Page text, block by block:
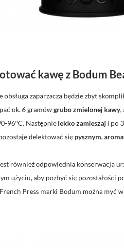
kawę z Bodum
obsługa zaparzacza będzie zbyt
ok. 6 gramówgrubo zmielonej kawy,
96°C. Następnie lekko zamieszaj i po
delektować się pysznym,
również odpowiednia konserwacja
użyciu, aby pozbyć się pozostałości
Press marki Bodum można myć